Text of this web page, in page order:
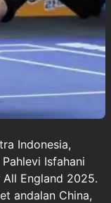
Indonesia,
Isfahani
England 2025.
andalan China,